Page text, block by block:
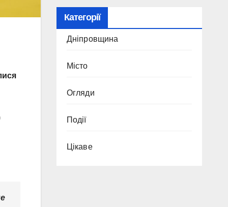
Категорії
Дніпровщина
Місто
Огляди
Події
Цікаве